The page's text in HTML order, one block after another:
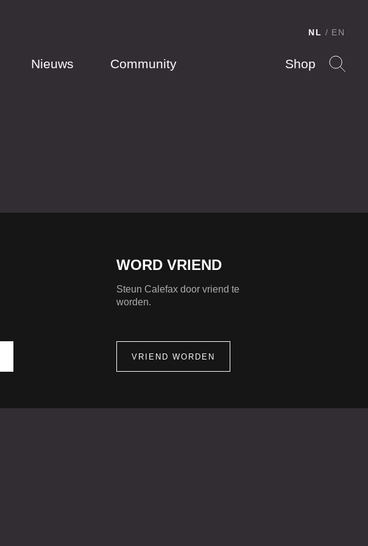
Nieuws Community Shop
NL EN
WORD VRIEND
Steun Calefax door vriend te
worden.
VRIEND WORDEN